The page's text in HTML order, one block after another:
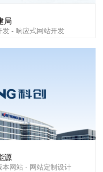
局
- 响应式网站开发
源
网站 - 网站定制设计